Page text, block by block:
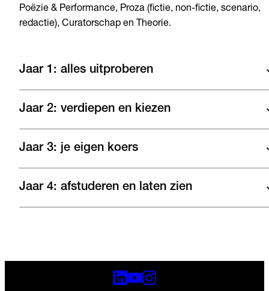
Poëzie & Performance, Proza (fictie, non-fictie, scenario,
redactie), Curatorschap en Theorie.
Jaar 1: alles uitproberen
Jaar 2: verdiepen en kiezen
Jaar 3: je eigen koers
Jaar 4: afstuderen en laten zien